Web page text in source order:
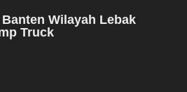
Wilayah Lebak
Truck